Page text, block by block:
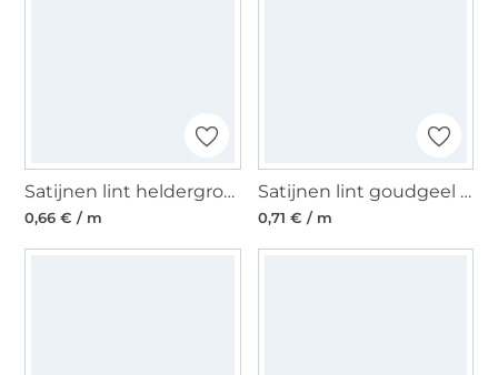
Satijnen lint heldergroen (6 mm)
0,66 € / m
Satijnen lint goudgeel (10 mm)
0,71 € / m